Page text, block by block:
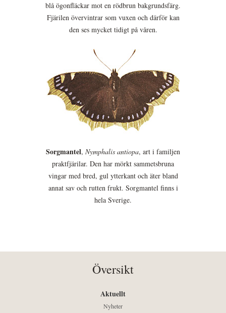
blå ögonfläckar mot en rödbrun bakgrundsfärg.
Fjärilen övervintrar som vuxen och därför kan
den ses mycket tidigt på våren.
Sorgmantel, Nymphalis antiopa, art i familjen
praktfjärilar. Den har mörkt sammetsbruna
vingar med bred, gul ytterkant och äter bland
annat sav och rutten frukt. Sorgmantel finns i
hela Sverige.
Översikt
Aktuellt
Nyheter